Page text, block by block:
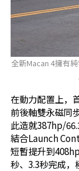
全新Macan 4擁有
在動力配置上，
前後軸雙永磁同
此造就387hp/
結合Launch
短暫提升到
秒、3.3秒完成